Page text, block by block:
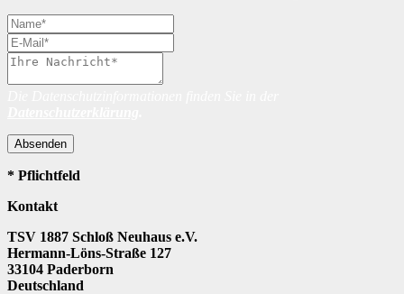
Absenden
* Pflichtfeld
Kontakt
TSV 1887 Schloß Neuhaus e.V.
Hermann-Löns-Straße 127
33104 Paderborn
Deutschland